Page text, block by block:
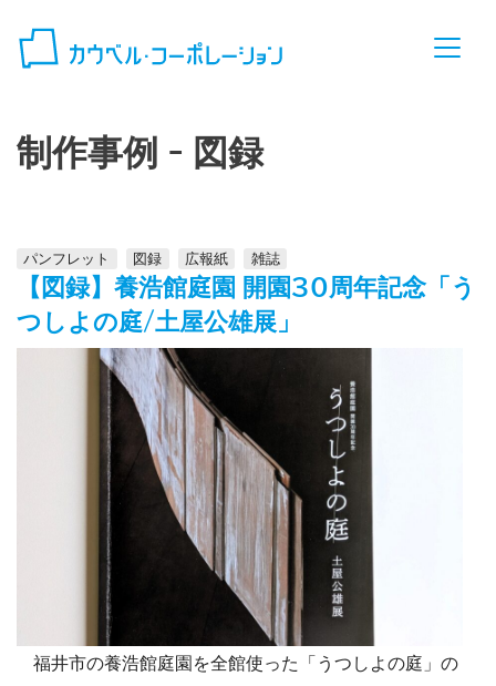
制作事例 - 図録
パンフレット 図録 広報紙 雑誌
【図録】養浩館庭園 開園30周年記念「う
つしよの庭/土屋公雄展」
福井市の養浩館庭園を全館使った「うつしよの庭」の